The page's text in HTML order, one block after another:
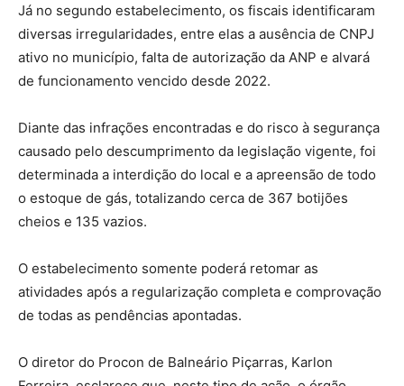
Já no segundo estabelecimento, os fiscais identificaram
diversas irregularidades, entre elas a ausência de CNPJ
ativo no município, falta de autorização da ANP e alvará
de funcionamento vencido desde 2022.
Diante das infrações encontradas e do risco à segurança
causado pelo descumprimento da legislação vigente, foi
determinada a interdição do local e a apreensão de todo
o estoque de gás, totalizando cerca de 367 botijões
cheios e 135 vazios.
O estabelecimento somente poderá retomar as
atividades após a regularização completa e comprovação
de todas as pendências apontadas.
O diretor do Procon de Balneário Piçarras, Karlon